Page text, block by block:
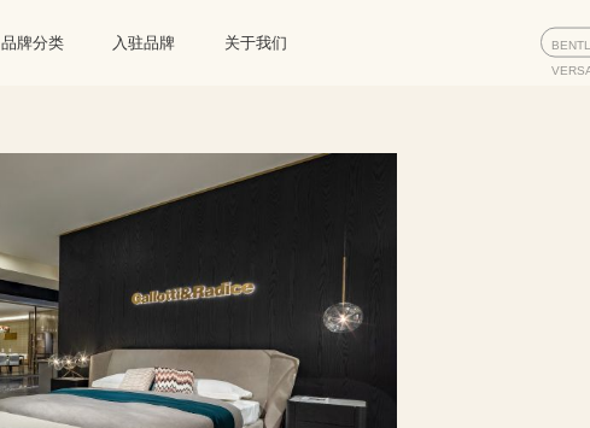
品牌分类 入驻品牌 关于我们